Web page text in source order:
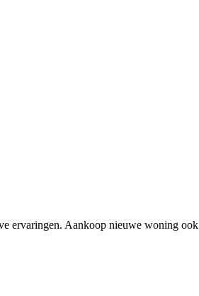
ervaringen. Aankoop nieuwe woning